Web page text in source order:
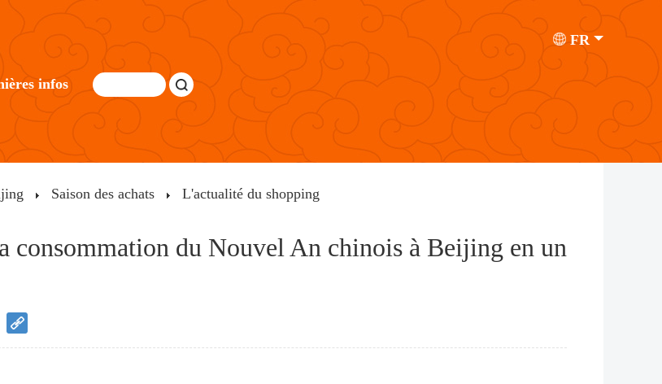
FR
infos
Saison des achats L'actualité du shopping
consommation du Nouvel An chinois à Beijing en un